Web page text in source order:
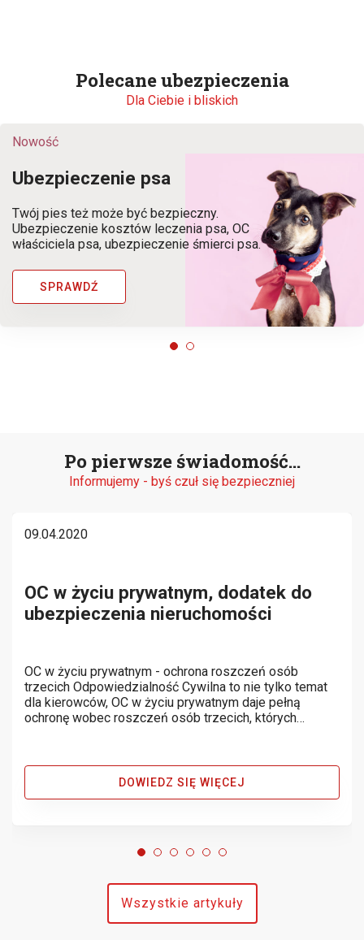
Polecane ubezpieczenia
Dla Ciebie i bliskich
Nowość
Ubezpieczenie psa
Twój pies też może być bezpieczny.
Ubezpieczenie kosztów leczenia psa, OC
właściciela psa, ubezpieczenie śmierci psa.
SPRAWDŹ
Po pierwsze świadomość...
Informujemy - byś czuł się bezpieczniej
09.04.2020
OC w życiu prywatnym, dodatek do
ubezpieczenia nieruchomości
OC w życiu prywatnym - ochrona roszczeń osób
trzecich Odpowiedzialność Cywilna to nie tylko temat
dla kierowców, OC w życiu prywatnym daje pełną
ochronę wobec roszczeń osób trzecich, których
DOWIEDZ SIĘ WIĘCEJ
Wszystkie artykuły